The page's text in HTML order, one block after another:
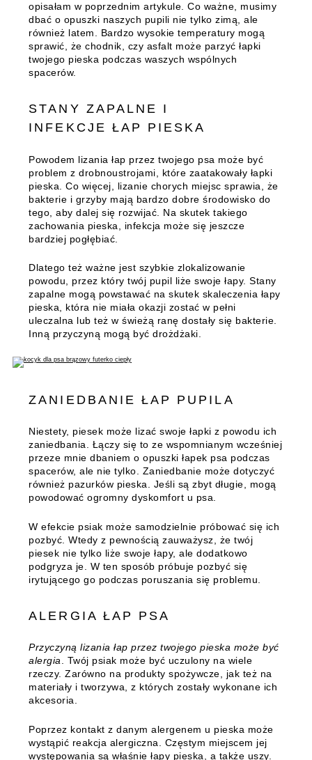
opisałam w poprzednim artykule. Co ważne, musimy
dbać o opuszki naszych pupili nie tylko zimą, ale
również latem. Bardzo wysokie temperatury mogą
sprawić, że chodnik, czy asfalt może parzyć łapki
twojego pieska podczas waszych wspólnych
spacerów.
STANY ZAPALNE I
INFEKCJE ŁAP PIESKA
Powodem lizania łap przez twojego psa może być
problem z drobnoustrojami, które zaatakowały łapki
pieska. Co więcej, lizanie chorych miejsc sprawia, że
bakterie i grzyby mają bardzo dobre środowisko do
tego, aby dalej się rozwijać. Na skutek takiego
zachowania pieska, infekcja może się jeszcze
bardziej pogłębiać.
Dlatego też ważne jest szybkie zlokalizowanie
powodu, przez który twój pupil liże swoje łapy. Stany
zapalne mogą powstawać na skutek skaleczenia łapy
pieska, która nie miała okazji zostać w pełni
uleczalna lub też w świeżą ranę dostały się bakterie.
Inną przyczyną mogą być drożdżaki.
ZANIEDBANIE ŁAP PUPILA
Niestety, piesek może lizać swoje łapki z powodu ich
zaniedbania. Łączy się to ze wspomnianym wcześniej
przeze mnie dbaniem o opuszki łapek psa podczas
spacerów, ale nie tylko. Zaniedbanie może dotyczyć
również pazurków pieska. Jeśli są zbyt długie, mogą
powodować ogromny dyskomfort u psa.
W efekcie psiak może samodzielnie próbować się ich
pozbyć. Wtedy z pewnością zauważysz, że twój
piesek nie tylko liże swoje łapy, ale dodatkowo
podgryza je. W ten sposób próbuje pozbyć się
irytującego go podczas poruszania się problemu.
ALERGIA ŁAP PSA
Przyczyną lizania łap przez twojego pieska może być
alergia
. Twój psiak może być uczulony na wiele
rzeczy. Zarówno na produkty spożywcze, jak też na
materiały i tworzywa, z których zostały wykonane ich
akcesoria.
Poprzez kontakt z danym alergenem u pieska może
wystąpić reakcja alergiczna. Częstym miejscem jej
występowania są właśnie łapy pieska, a także uszy.